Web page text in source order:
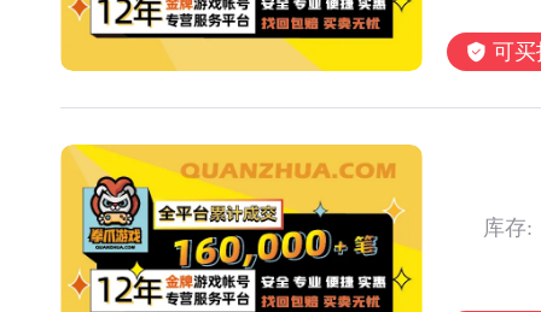
可买
库存: